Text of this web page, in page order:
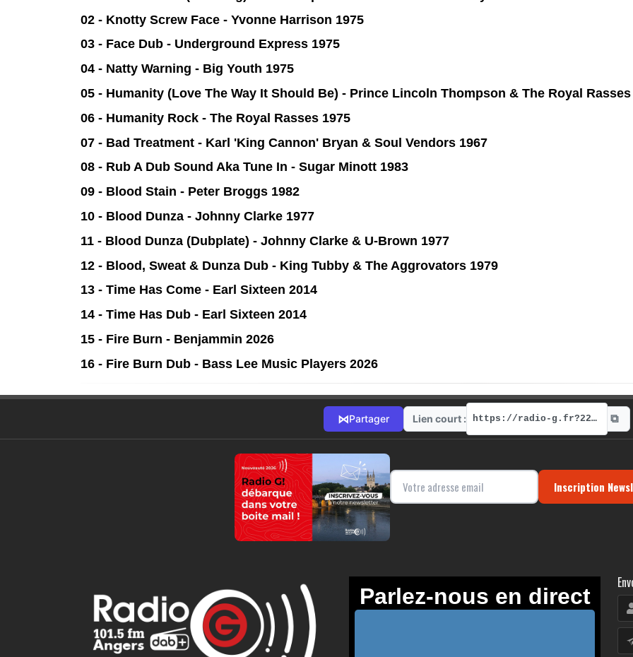
02 - Knotty Screw Face - Yvonne Harrison 1975
03 - Face Dub - Underground Express 1975
04 - Natty Warning - Big Youth 1975
05 - Humanity (Love The Way It Should Be) - Prince Lincoln Thompson & The Royal Rasses
06 - Humanity Rock - The Royal Rasses 1975
07 - Bad Treatment - Karl 'King Cannon' Bryan & Soul Vendors 1967
08 - Rub A Dub Sound Aka Tune In - Sugar Minott 1983
09 - Blood Stain - Peter Broggs 1982
10 - Blood Dunza - Johnny Clarke 1977
11 - Blood Dunza (Dubplate) - Johnny Clarke & U-Brown 1977
12 - Blood, Sweat & Dunza Dub - King Tubby & The Aggrovators 1979
13 - Time Has Come - Earl Sixteen 2014
14 - Time Has Dub - Earl Sixteen 2014
15 - Fire Burn - Benjammin 2026
16 - Fire Burn Dub - Bass Lee Music Players 2026
⋈Partager Lien court : https://radio-g.fr?22066 ⧉
Inscription